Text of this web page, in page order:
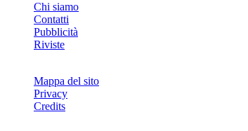
Chi siamo
Contatti
Pubblicità
Riviste
Mappa del sito
Privacy
Credits